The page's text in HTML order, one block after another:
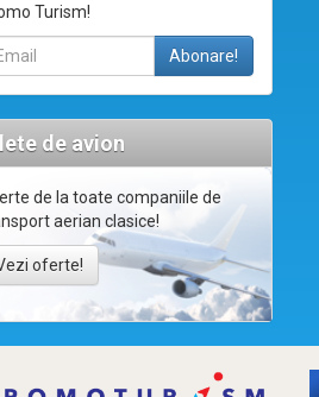
Turism!
de avion
de la toate companiile de
aerian clasice!
oferte!